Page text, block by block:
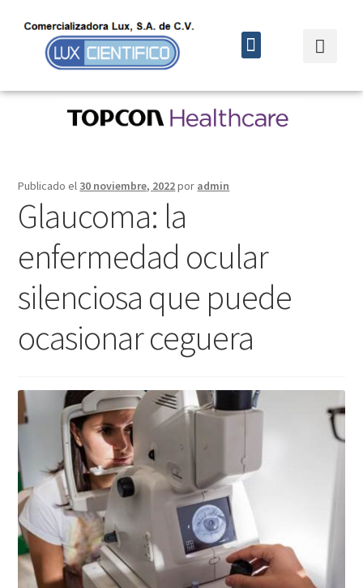
Publicado el 30 noviembre, 2022por admin
Glaucoma: la
enfermedad ocular
silenciosa que puede
ocasionar ceguera